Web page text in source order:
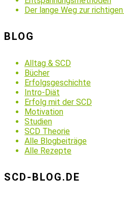
Der lange Weg zur
BLOG
Alltag & SCD
Bücher
Erfolgsgeschichte
Intro-Diät
Erfolg mit der SCD
Motivation
Studien
SCD Theorie
Alle Blogbeiträge
Alle Rezepte
SCD-BLOG.DE